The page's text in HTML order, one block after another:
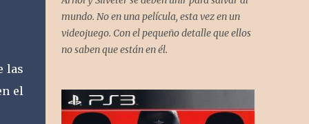
las
el
gracias a todos los que nos agregan a sus
plataformas de podcast y nos dejan
comentarios en nuestras diferentes redes.
Instagram -
https://www.instagram.com/cronicasgoomb
mundo. No en una película, esta vez en un
videojuego. Con el pequeño detalle que ellos
no saben que están en él.